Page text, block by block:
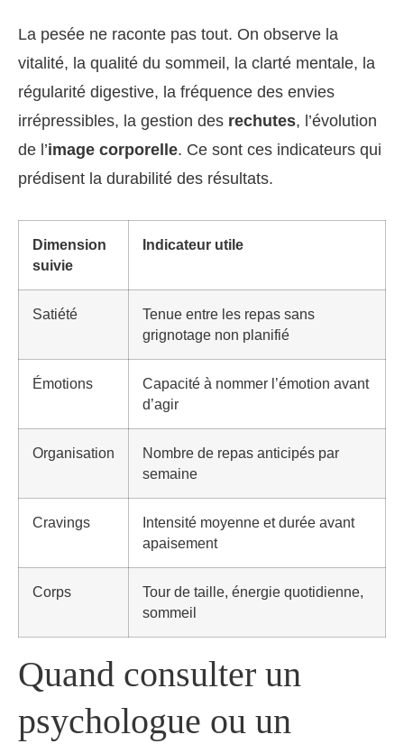
La pesée ne raconte pas tout. On observe la
vitalité, la qualité du sommeil, la clarté mentale, la
régularité digestive, la fréquence des envies
irrépressibles, la gestion des rechutes, l’évolution
de l’image corporelle. Ce sont ces indicateurs qui
prédisent la durabilité des résultats.
Dimension
suivie
Indicateur utile
Satiété
Tenue entre les repas sans
grignotage non planifié
Émotions
Capacité à nommer l’émotion avant
d’agir
Organisation
Nombre de repas anticipés par
semaine
Cravings
Intensité moyenne et durée avant
apaisement
Corps
Tour de taille, énergie quotidienne,
sommeil
Quand consulter un
psychologue ou un